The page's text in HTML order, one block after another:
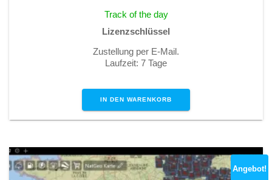
Track of the day
Lizenzschlüssel
Zustellung per E-Mail.
Laufzeit: 7 Tage
IN DEN WARENKORB
Angebot!